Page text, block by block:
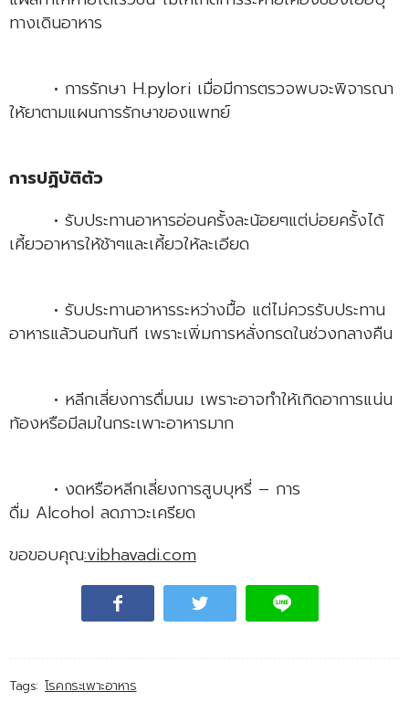
ทางเดินอาหาร
• การรักษา H.pylori เมื่อมีการตรวจพบจะพิจารณา
ให้ยาตามแผนการรักษาของแพทย์
การปฏิบัติตัว
• รับประทานอาหารอ่อนครั้งละน้อยๆแต่บ่อยครั้งได้
เคี้ยวอาหารให้ช้าๆและเคี้ยวให้ละเอียด
• รับประทานอาหารระหว่างมื้อ แต่ไม่ควรรับประทาน
อาหารแล้วนอนทันที เพราะเพิ่มการหลั่งกรดในช่วงกลางคืน
• หลีกเลี่ยงการดื่มนม เพราะอาจทำให้เกิดอาการแน่น
ท้องหรือมีลมในกระเพาะอาหารมาก
• งดหรือหลีกเลี่ยงการสูบบุหรี่ – การ
ดื่ม Alcohol ลดภาวะเครียด
ขอขอบคุณ:vibhavadi.com
Tags: โรคกระเพาะอาหาร